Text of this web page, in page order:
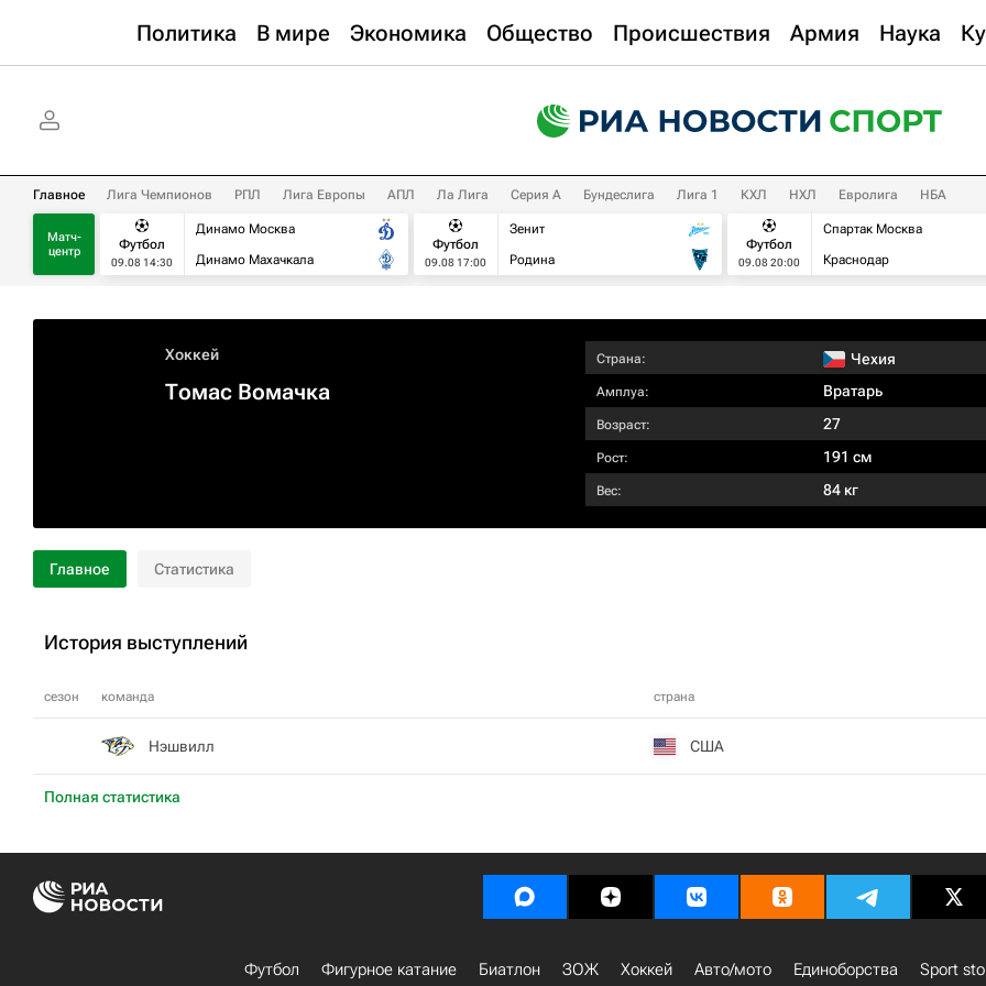
Политика В мире Экономика Общество Происшествия Армия Наука
Главное Лига Чемпионов РПЛ Лига Европы АПЛ Ла Лига Серия А Бундеслига Лига 1 КХЛ НХЛ Евролига НБА
Матч-
центр
Футбол
09.08 14:30
Динамо Москва
Динамо Махачкала
Футбол
09.08 17:00
Зенит
Родина
Футбол
09.08 20:00
Спартак Москва
Краснодар
Хоккей
Томас Вомачка
Страна: Чехия
Амплуа: Вратарь
Возраст: 27
Рост: 191 см
Вес: 84 кг
Главное Статистика
История выступлений
сезон команда страна
Полная статистика
Нэшвилл США
Футбол Фигурное катание Биатлон ЗОЖ Хоккей Авто/мото Единоборства Sport